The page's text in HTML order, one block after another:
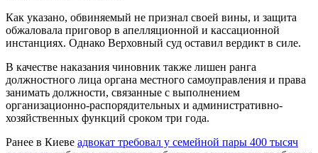
Как указано, обвиняемый не признал своей вины, и защита
обжаловала приговор в апелляционной и кассационной
инстанциях. Однако Верховный суд оставил вердикт в силе.
В качестве наказания чиновник также лишен ранга
должностного лица органа местного самоуправления и права
занимать должности, связанные с выполнением
организационно-распорядительных и административно-
хозяйственных функций сроком три года.
Ранее в Киеве адвокат требовал у семейной пары 400 тысяч